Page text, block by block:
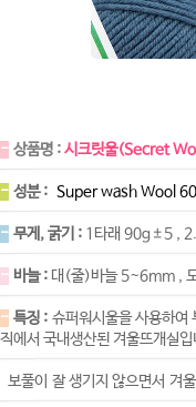
- 상품명 :시크릿울(Secret
- 성분 : Super wash Wool
- 무게, 굵기 : 1타래 90g±5 ,
- 바늘 : 대(줄)바늘 5~6mm ,
- 특징 : 슈퍼워시울을 사용하여
직에서 국내생산된 겨울뜨개실입
보풀이 잘 생기지 않으면서 겨